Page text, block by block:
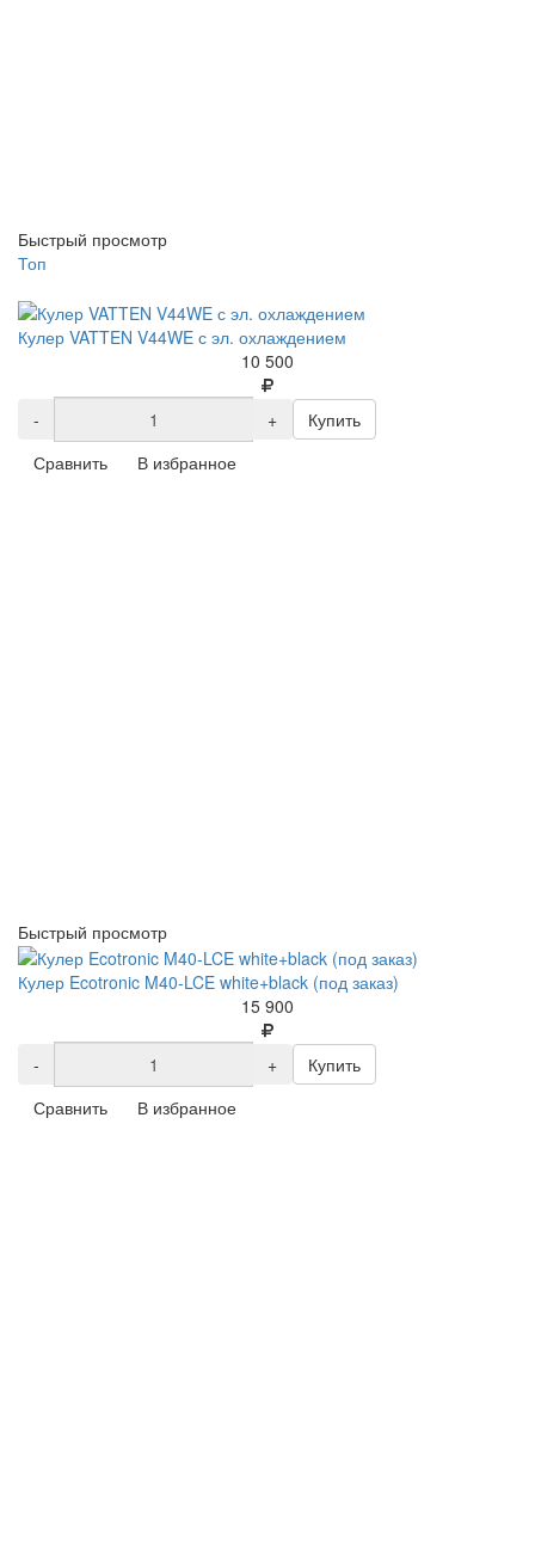
Быстрый просмотр
Топ
Кулер VATTEN V44WE с эл. охлаждением
10 500
- +
Купить
Сравнить
В избранное
Быстрый просмотр
Кулер Ecotronic M40-LCE white+black (под заказ)
15 900
- +
Купить
Сравнить
В избранное